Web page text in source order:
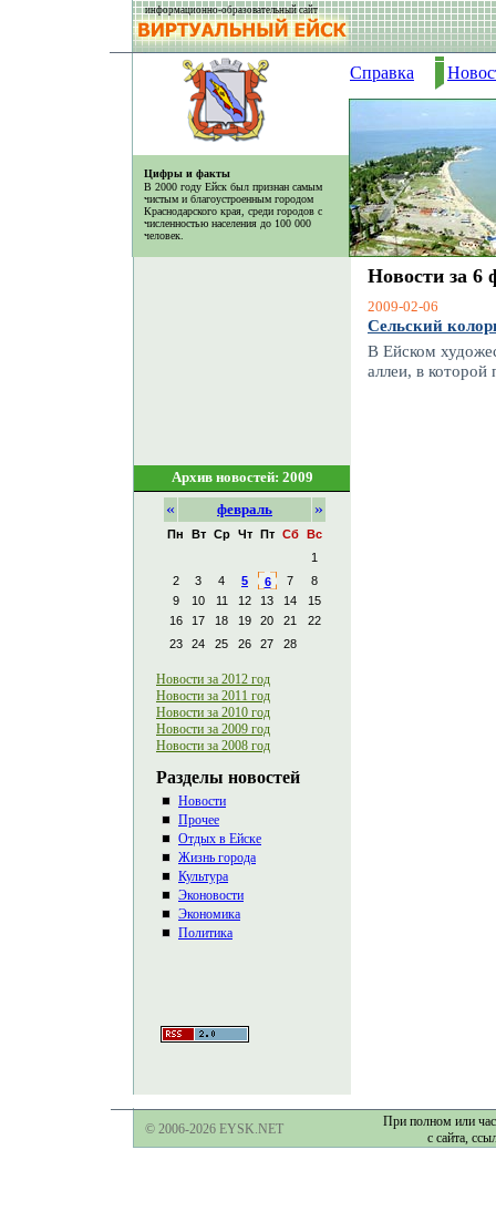
информационно-образовательный сайт
Цифры и факты
В 2000 году Ейск был признан самым
чистым и благоустроенным городом
Краснодарского края, среди городов с
численностью населения до 100 000
человек.
Справка
Новости за 6
2009-02-06
Сельский
В Ейском
аллеи, в которой
Архив новостей: 2009
« февраль »
Пн Вт Ср Чт Пт Сб
Вс
1
2
3 4 5 6 7
8
9
10 11 12 13 14
15
16
17 18 19 20 21
22
23
24 25 26 27 28
Новости за 2012 год
Новости за 2011 год
Новости за 2010 год
Новости за 2009 год
Новости за 2008 год
Разделы новостей
Новости
Прочее
Отдых в Ейске
Жизнь города
Культура
Эконовости
Экономика
Политика
© 2006-2026 EYSK.NET
При полном или
с сайта,